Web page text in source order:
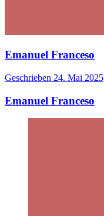
Emanuel Franceso
Geschrieben 24. Mai 2025
Emanuel Franceso